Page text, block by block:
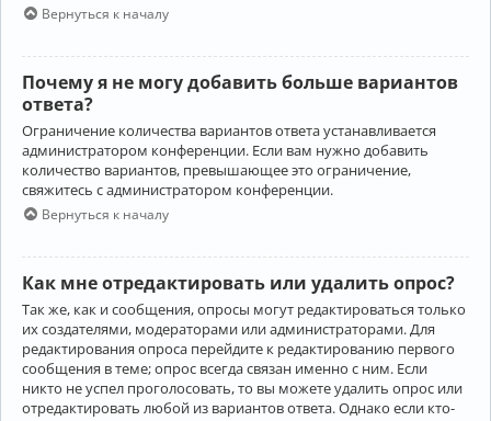
Вернуться к началу
Почему я не могу добавить больше вариантов
ответа?
Ограничение количества вариантов ответа устанавливается
администратором конференции. Если вам нужно добавить
количество вариантов, превышающее это ограничение,
свяжитесь с администратором конференции.
Вернуться к началу
Как мне отредактировать или удалить опрос?
Так же, как и сообщения, опросы могут редактироваться только
их создателями, модераторами или администраторами. Для
редактирования опроса перейдите к редактированию первого
сообщения в теме; опрос всегда связан именно с ним. Если
никто не успел проголосовать, то вы можете удалить опрос или
отредактировать любой из вариантов ответа. Однако если кто-